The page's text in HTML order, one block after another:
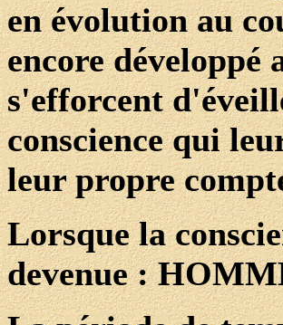
en évolution au
encore développé
s'efforcent
conscience qui
leur propre
Lorsque la
devenue :